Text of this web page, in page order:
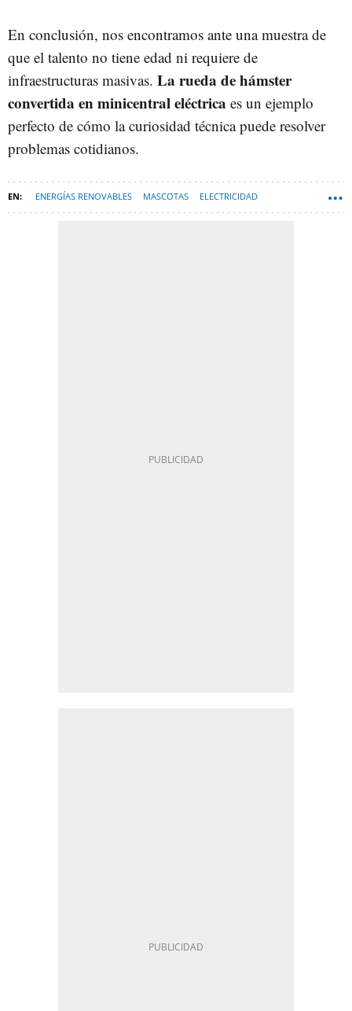
En conclusión, nos encontramos ante una muestra de
que el talento no tiene edad ni requiere de
infraestructuras masivas. La rueda de hámster
convertida en minicentral eléctrica es un ejemplo
perfecto de cómo la curiosidad técnica puede resolver
problemas cotidianos.
ENERGÍAS RENOVABLES MASCOTAS ELECTRICIDAD